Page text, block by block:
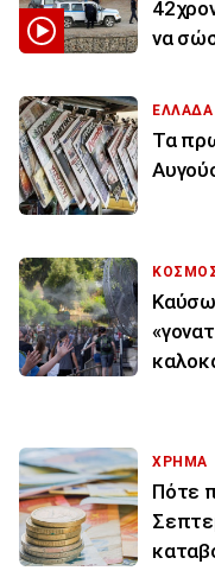
να
ΕΛΛΑΔΑ
Τα
ΧΡΗΜΑ
Πότε